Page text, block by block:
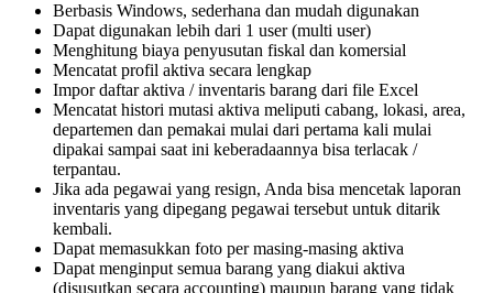
Berbasis Windows, sederhana dan mudah digunakan
Dapat digunakan lebih dari 1 user (multi user)
Menghitung biaya penyusutan fiskal dan komersial
Mencatat profil aktiva secara lengkap
Impor daftar aktiva / inventaris barang dari file Excel
Mencatat histori mutasi aktiva meliputi cabang, lokasi, area,
departemen dan pemakai mulai dari pertama kali mulai
dipakai sampai saat ini keberadaannya bisa terlacak /
terpantau.
Jika ada pegawai yang resign, Anda bisa mencetak laporan
inventaris yang dipegang pegawai tersebut untuk ditarik
kembali.
Dapat memasukkan foto per masing-masing aktiva
Dapat menginput semua barang yang diakui aktiva
(disusutkan secara accounting) maupun barang yang tidak